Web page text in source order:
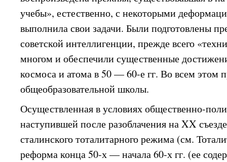
учебы», естественно, с некоторыми
выполнила свои задачи. Были подготовлены
советской интеллигенции, прежде всего
многом и обеспечили существенные
космоса и атома в 50 — 60-е гг. Во всем этом
общеобразовательной школы.
Осуществленная в условиях общественно-
наступившей после разоблачения на XX
сталинского тоталитарного режима (см.
реформа конца 50-х — начала 60-х гг. (ее